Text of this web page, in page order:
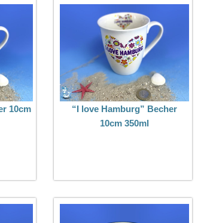
10cm
“I love Hamburg” Becher
10cm 350ml